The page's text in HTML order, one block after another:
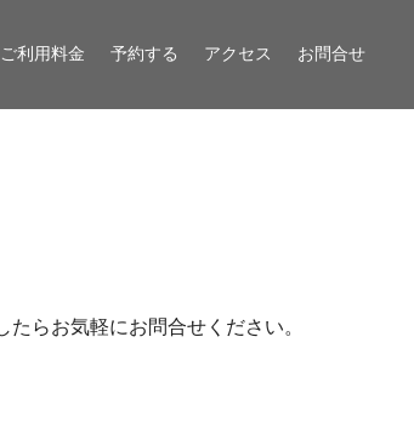
ご利用料金 予約する アクセス お問合せ
らお気軽にお問合せください。